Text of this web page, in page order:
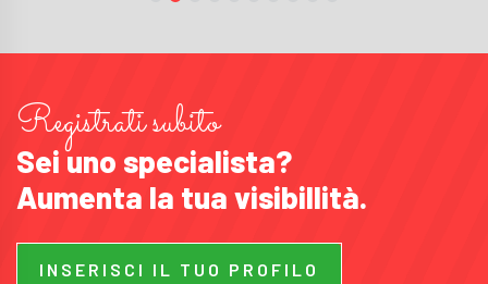
Registrati subito
Sei uno specialista?
Aumenta la tua visibillità.
INSERISCI IL TUO PROFILO